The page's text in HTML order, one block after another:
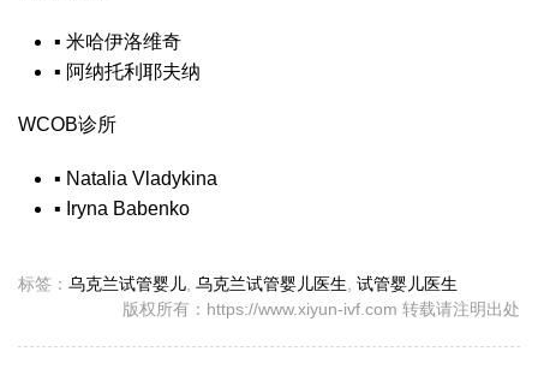
▪ 米哈伊洛维奇
▪ 阿纳托利耶夫纳
WCOB诊所
▪ Natalia Vladykina
▪ Iryna Babenko
标签： 乌克兰试管婴儿, 乌克兰试管婴儿医生, 试管婴儿医生
版权所有：https://www.xiyun-ivf.com 转载请注明出处